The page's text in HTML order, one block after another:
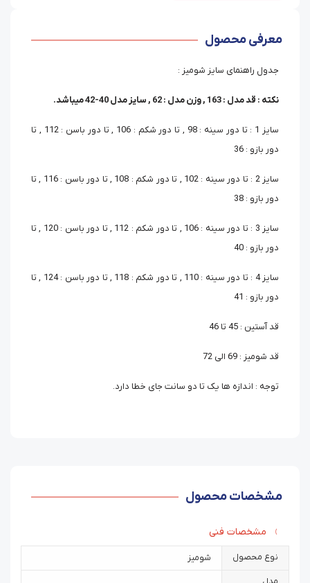
معرفی محصول
جدول راهنمای سایز شومیز :
نکته : قد مدل : 163 , وزن مدل : 62 , سایز مدل 40-42 میباشد.
سایز 1 : تا دور سینه : 98 , تا دور شکم : 106 , تا دور باسن : 112 , تا
دور بازو : 36
سایز 2 : تا دور سینه : 102 , تا دور شکم : 108 , تا دور باسن : 116 , تا
دور بازو : 38
سایز 3 : تا دور سینه : 106 , تا دور شکم : 112 , تا دور باسن : 120 , تا
دور بازو : 40
سایز 4 : تا دور سینه : 110 , تا دور شکم : 118 , تا دور باسن : 124 , تا
دور بازو : 41
قد آستین : 45 تا 46
قد شومیز : 69 الی 72
توجه : اندازه ها یک تا دو سانت جای خطا دارد.
مشخصات محصول
مشخصات فنی
نوع محصول شومیز